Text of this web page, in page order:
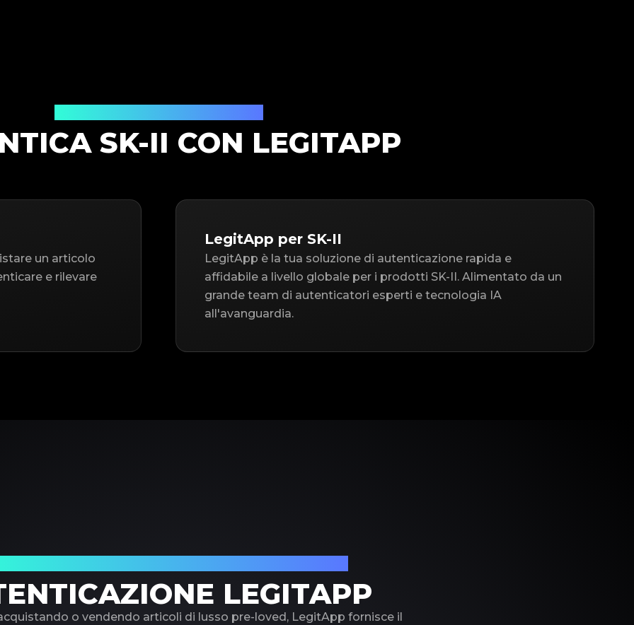
SK-II CON LEGITAPP
un articolo
e rilevare
LegitApp per SK-II
LegitApp è la tua soluzione di autenticazione rapida e
affidabile a livello globale per i prodotti SK-II. Alimentato da un
grande team di autenticatori esperti e tecnologia IA
all'avanguardia.
LEGITAPP
o vendendo articoli di lusso pre-loved, LegitApp fornisce il